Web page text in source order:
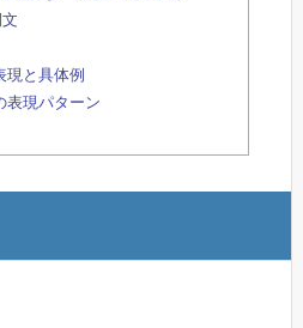
現と具体例
表現パターン